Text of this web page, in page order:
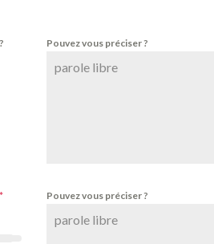
Pouvez vous préciser ?
* Pouvez vous préciser ?